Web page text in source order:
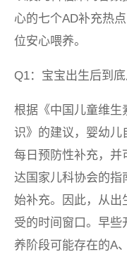
心的七个AD补充热
位安心喂养。
Q1：宝宝出生后到底
根据《中国儿童维生
识》的建议，婴幼儿
每日预防性补充，并
达国家儿科协会的指
始补充。因此，从出
受的时间窗口。早
养阶段可能存在的A